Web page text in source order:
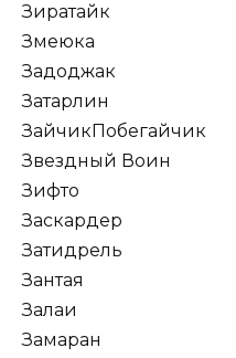
Зиратайк
Змеюка
Задоджак
Затарлин
ЗайчикПобегайчик
Звездный Воин
Зифто
Заскардер
Затидрель
Зантая
Залаи
Замаран